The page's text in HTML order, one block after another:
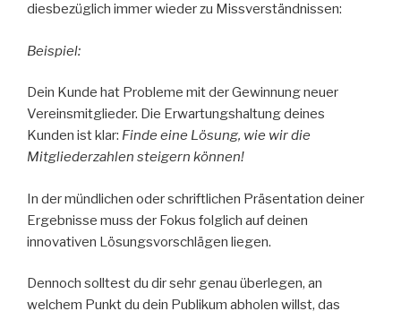
diesbezüglich immer wieder zu Missverständnissen:
Beispiel:
Dein Kunde hat Probleme mit der Gewinnung neuer
Vereinsmitglieder. Die Erwartungshaltung deines
Kunden ist klar: Finde eine Lösung, wie wir die
Mitgliederzahlen steigern können!
In der mündlichen oder schriftlichen Präsentation deiner
Ergebnisse muss der Fokus folglich auf deinen
innovativen Lösungsvorschlägen liegen.
Dennoch solltest du dir sehr genau überlegen, an
welchem Punkt du dein Publikum abholen willst, das